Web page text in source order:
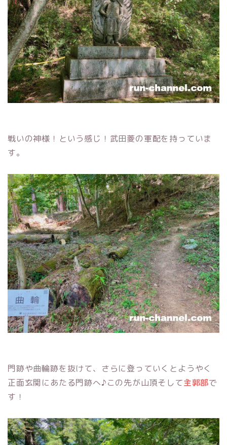
戦いの神様！という感じ！武田菱の軍配を持っていま
す。
門跡や曲輪跡を抜けて、さらに登っていくとようやく
正面玄関にあたる門跡へ♪この先が山頂そして主郭部で
す！